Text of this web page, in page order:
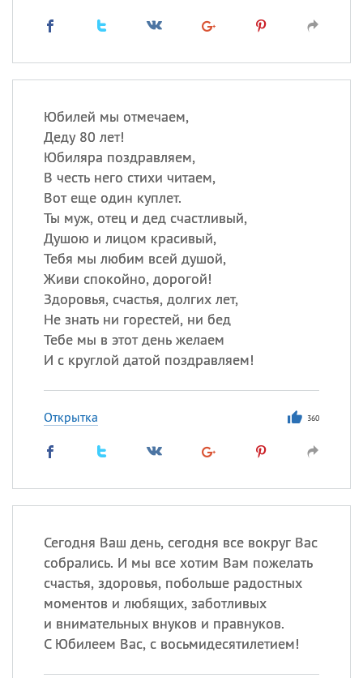
Юбилей мы отмечаем,
Деду 80 лет!
Юбиляра поздравляем,
В честь него стихи читаем,
Вот еще один куплет.
Ты муж, отец и дед счастливый,
Душою и лицом красивый,
Тебя мы любим всей душой,
Живи спокойно, дорогой!
Здоровья, счастья, долгих лет,
Не знать ни горестей, ни бед
Тебе мы в этот день желаем
И с круглой датой поздравляем!
Открытка 360
Сегодня Ваш день, сегодня все вокруг Вас
собрались. И мы все хотим Вам пожелать
счастья, здоровья, побольше радостных
моментов и любящих, заботливых
и внимательных внуков и правнуков.
С Юбилеем Вас, с восьмидесятилетием!